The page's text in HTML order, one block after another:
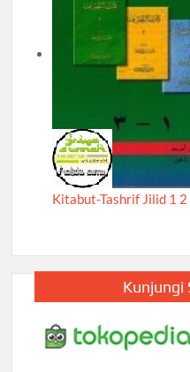
Kitabut-Tashrif Jilid 1 2
Kunjungi